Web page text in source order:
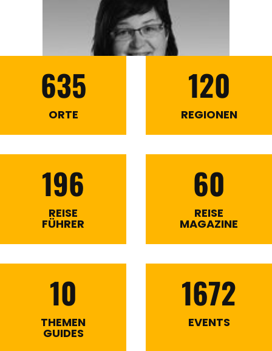
635
ORTE
120
REGIONEN
196
REISE
FÜHRER
60
REISE
MAGAZINE
10
THEMEN
GUIDES
1672
EVENTS